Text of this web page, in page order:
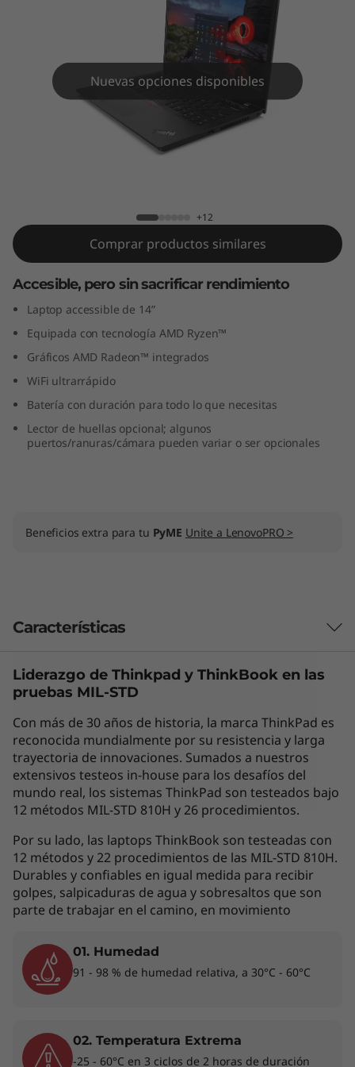
M
D
Nuevas opciones disponibles
+12
Comprar productos similares
Accesible, pero sin sacrificar rendimiento
Laptop accessible de 14”
Equipada con tecnología AMD Ryzen™
Gráficos AMD Radeon™ integrados
WiFi ultrarrápido
Batería con duración para todo lo que necesitas
Lector de huellas opcional; algunos
puertos/ranuras/cámara pueden variar o ser opcionales
Beneficios extra para tu PyME Unite a LenovoPRO >
Características
Los accesorios exhibidos no están incluidos
Las características de cada producto pueden
variar según el país de adquisición del mismo,
por lo que la siguiente descripción no debe ser
interpretada como un compromiso
contractual. Te invitamos a revisar las
características específicas para cada producto
antes de realizar la compra online en la sección
'Ver Modelos' de esta misma página, o con un
asesor de ventas si es en una tienda física.
Conexión permanente
La laptop ThinkPad L14 (AMD) te facilita la vida
revisa la configuración de tu equipo antes de la
Liderazgo de Thinkpad y ThinkBook en las
pruebas MIL-STD
Con más de 30 años de historia, la marca ThinkPad es
reconocida mundialmente por su resistencia y larga
trayectoria de innovaciones. Sumados a nuestros
extensivos testeos in-house para los desafíos del
mundo real, los sistemas ThinkPad son testeados bajo
12 métodos MIL-STD 810H y 26 procedimientos.
Por su lado, las laptops ThinkBook son testeadas con
12 métodos y 22 procedimientos de las MIL-STD 810H.
Durables y confiables en igual medida para recibir
golpes, salpicaduras de agua y sobresaltos que son
parte de trabajar en el camino, en movimiento
01. Humedad
91 - 98 % de humedad relativa, a 30°C - 60°C
02. Temperatura Extrema
-25 - 60°C en 3 ciclos de 2 horas de duración